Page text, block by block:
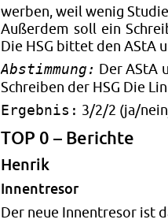
wer­ben, weil wenig
Au­ßer­dem soll ein
Die HSG bit­tet den AStA
Abstimmung:
Der AStA
Schrei­ben der HSG Die
Ergebnis: 3/2/2 (ja/
TOP 0 – Be­rich­te
Hen­rik
In­nen­t­re­sor
Der neue In­nen­t­re­sor ist